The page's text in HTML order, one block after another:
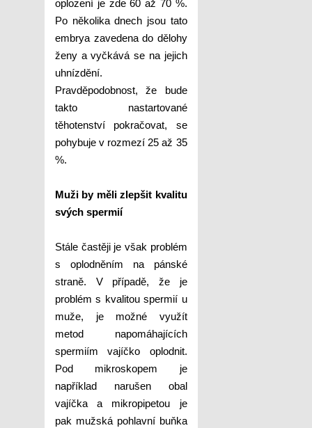
oplození je zde 60 až 70 %.
Po několika dnech jsou tato
embrya zavedena do dělohy
ženy a vyčkává se na jejich
uhnízdění.
Pravděpodobnost, že bude
takto nastartované
těhotenství pokračovat, se
pohybuje v rozmezí 25 až 35
%.
Muži by měli zlepšit kvalitu
svých spermií
Stále častěji je však problém
s oplodněním na pánské
straně. V případě, že je
problém s kvalitou spermií u
muže, je možné využít
metod napomáhajících
spermiím vajíčko oplodnit.
Pod mikroskopem je
například narušen obal
vajíčka a mikropipetou je
pak mužská pohlavní buňka